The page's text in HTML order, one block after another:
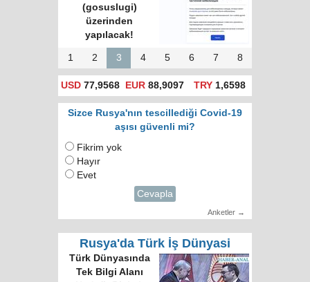
(gosuslugi)
üzerinden
yapılacak!
1 2 3 4 5 6 7 8
USD 77,9568 EUR 88,9097 TRY1,6598
Sizce Rusya'nın tescillediği Covid-19
aşısı güvenli mi?
Fikrim yok
Hayır
Evet
Cevapla
Anketler →
Rusya'da Türk İş Dünyasi
Türk Dünyasında
Tek Bilgi Alanı